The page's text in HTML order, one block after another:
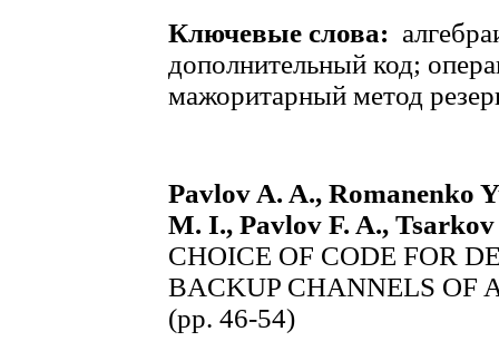
Ключевые слова:
дополнительный код;
мажоритарный метод
Pavlov A. A., Romanenko
M. I., Pavlov F. A.,
CHOICE OF CODE FOR
BACKUP CHANNELS OF
(рр. 46-54)